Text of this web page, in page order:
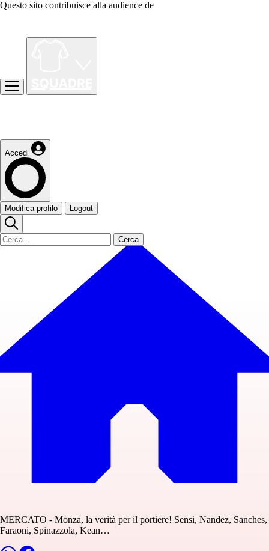
Questo sito contribuisce alla audience de
Accedi
Modifica profilo Logout
Cerca
MERCATO - Monza, la verità per il portiere! Sensi, Nandez, Sanches,
Faraoni, Spinazzola, Kean…